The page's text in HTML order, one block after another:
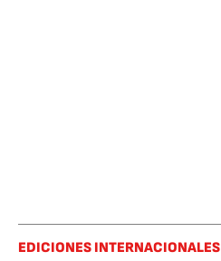
EDICIONES INTERNACIONALES